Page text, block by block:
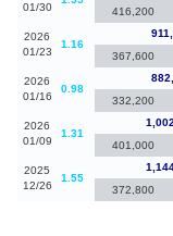
01/30
416,200
2026
01/23
1.16
367,600
2026
01/16
0.98
332,200
2026
01/09
1.31
401,000
2025
12/26
1.55
372,800